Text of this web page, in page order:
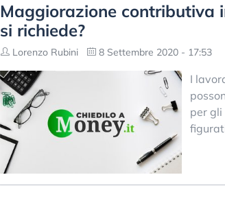
Maggiorazione contributiva
si richiede?
Lorenzo Rubini 8 Settembre 2020 - 17:53
I
per gli